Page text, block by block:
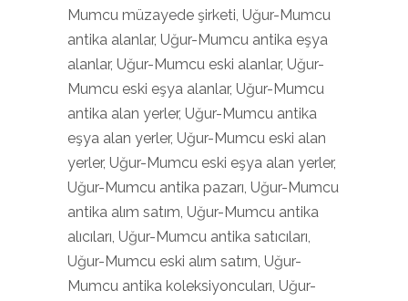
Mumcu müzayede şirketi, Uğur-Mumcu
antika alanlar, Uğur-Mumcu antika eşya
alanlar, Uğur-Mumcu eski alanlar, Uğur-
Mumcu eski eşya alanlar, Uğur-Mumcu
antika alan yerler, Uğur-Mumcu antika
eşya alan yerler, Uğur-Mumcu eski alan
yerler, Uğur-Mumcu eski eşya alan yerler,
Uğur-Mumcu antika pazarı, Uğur-Mumcu
antika alım satım, Uğur-Mumcu antika
alıcıları, Uğur-Mumcu antika satıcıları,
Uğur-Mumcu eski alım satım, Uğur-
Mumcu antika koleksiyoncuları, Uğur-